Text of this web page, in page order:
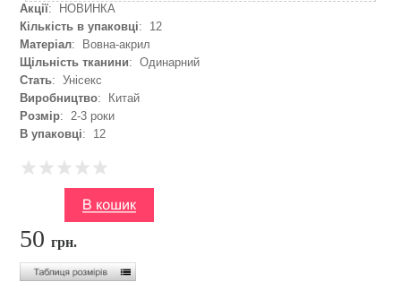
Акції: НОВИНКА
Кількість в упаковці: 12
Матеріал: Вовна-акрил
Щільність тканини: Одинарний
Стать: Унісекс
Виробництво: Китай
Розмір: 2-3 роки
В упаковці: 12
50грн.